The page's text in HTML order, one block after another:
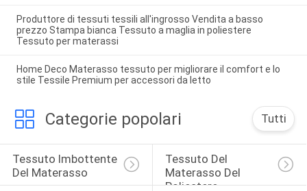
Produttore di tessuti tessili all'ingrosso Vendita a basso
prezzo Stampa bianca Tessuto a maglia in poliestere
Tessuto per materassi
Home Deco Materasso tessuto per migliorare il comfort e lo
stile Tessile Premium per accessori da letto
Categorie popolari Tutti
Tessuto Imbottente
Del Materasso
Tessuto Del
Materasso Del
Poliestere